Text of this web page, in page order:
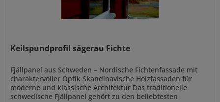
Keilspundprofil sägerau Fichte
Fjällpanel aus Schweden – Nordische Fichtenfassade mit
charaktervoller Optik Skandinavische Holzfassaden für
moderne und klassische Architektur Das traditionelle
schwedische Fjällpanel gehört zu den beliebtesten